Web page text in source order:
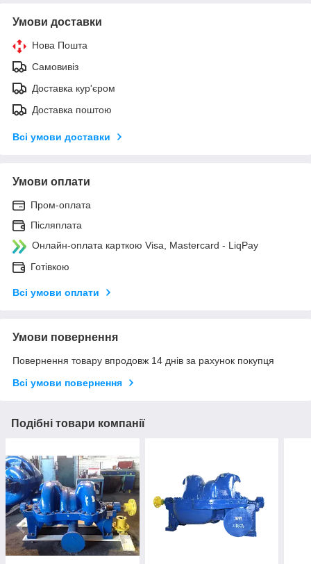
Умови доставки
Нова Пошта
Самовивіз
Доставка кур'єром
Доставка поштою
Всі умови доставки
Умови оплати
Пром-оплата
Післяплата
Онлайн-оплата карткою Visa, Mastercard - LiqPay
Готівкою
Всі умови оплати
Умови повернення
Повернення товару впродовж 14 днів за рахунок покупця
Всі умови повернення
Подібні товари компанії